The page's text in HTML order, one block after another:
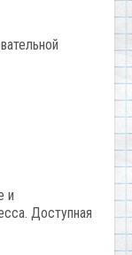
и
Доступная